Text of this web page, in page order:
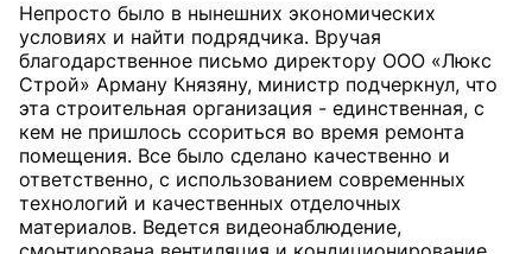
Непросто было в нынешних экономических
условиях и найти подрядчика. Вручая
благодарственное письмо директору ООО «Люкс
Строй» Арману Князяну, министр подчеркнул, что
эта строительная организация - единственная, с
кем не пришлось ссориться во время ремонта
помещения. Все было сделано качественно и
ответственно, с использованием современных
технологий и качественных отделочных
материалов. Ведется видеонаблюдение,